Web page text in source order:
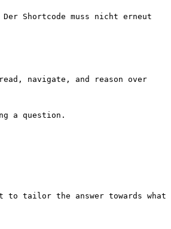
Shortcode muss nicht erneut
navigate, and reason over
a question.
tailor the answer towards what